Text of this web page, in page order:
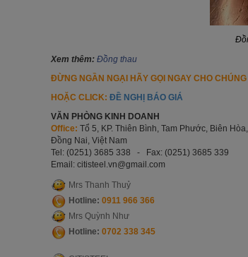
Xem thêm: Đồng thau
ĐỪNG NGẦN NGẠI HÃY GỌI NGAY CHO
HOẶC CLICK: ĐỀ NGHỊ BÁO GIÁ
VĂN PHÒNG KINH DOANH
Office: Tổ 5, KP. Thiên Bình, Tam Phước, Biên Hòa,
Đồng Nai, Việt Nam
Tel: (0251) 3685 338 - Fax: (0251) 3685 339
Email: citisteel.vn@gmail.com
Mrs Thanh Thuỷ
Hotline: 0911 966 366
Mrs Quỳnh Như
Hotline: 0702 338 345